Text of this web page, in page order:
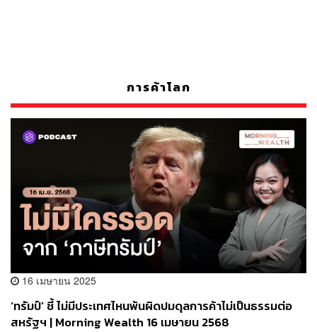
การค้าโลก
16 เมษายน 2025
‘ทรัมป์’ ชี้ ไม่มีประเทศไหนพ้นผิดปมดุลการค้าไม่เป็นธรรมต่อ
สหรัฐฯ | Morning Wealth 16 เมษายน 2568